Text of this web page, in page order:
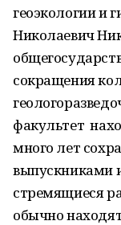
геоэкологии и
Николаевич
сокращения
факультет
много лет
выпускниками
стремящиеся
обычно